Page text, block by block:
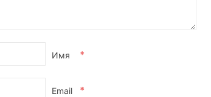
Имя *
Email *